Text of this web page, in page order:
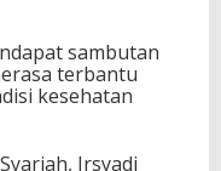
sambutan
terbantu
kesehatan
Irsyadi